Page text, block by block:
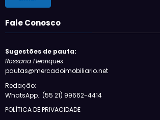
Fale Conosco
Sugestões de pauta:
Rossana Henriques
pautas@mercadoimobiliario.net
Redação:
WhatsApp.: (55 21) 99662-4414
POLÍTICA DE PRIVACIDADE